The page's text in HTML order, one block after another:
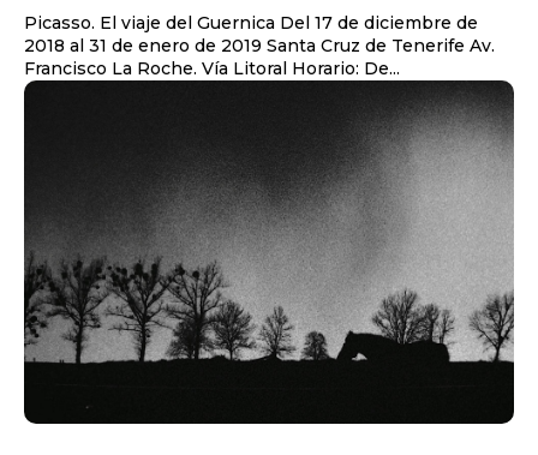
Picasso. El viaje del Guernica Del 17 de diciembre de
2018 al 31 de enero de 2019 Santa Cruz de Tenerife Av.
Francisco La Roche. Vía Litoral Horario: De...